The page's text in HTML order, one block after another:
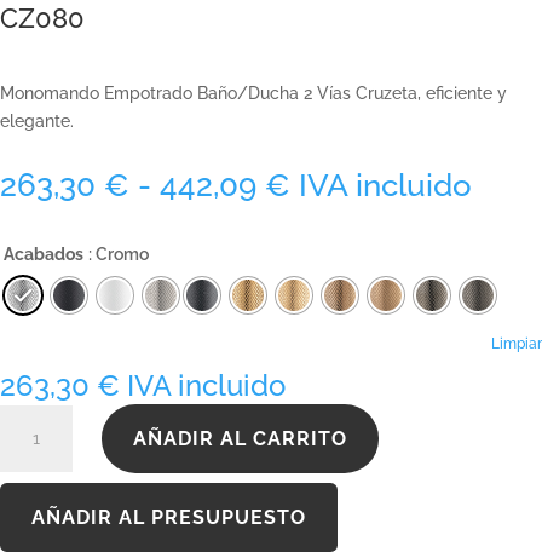
CZ080
Monomando Empotrado Baño/Ducha 2 Vías Cruzeta, eficiente y
elegante.
263,30 € - 442,09 € Rango
desde
263,30 €
hasta
IVA incluido
Acabados : Cromo
Limpiar
263,30 € IVA incluido
cantidad
AÑADIR AL CARRITO
AÑADIR AL PRESUPUESTO